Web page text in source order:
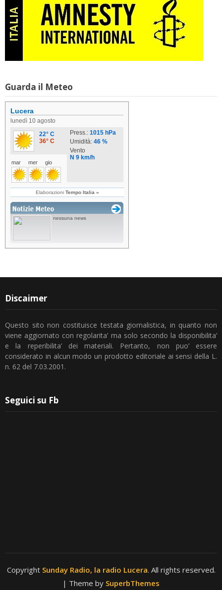
Guarda il Meteo
Discaimer
Questo sito non costituisce testata giornalistica, in quanto non
viene aggiornato con regolarita’ ma solo secondo la disponibilita’
e la reperibilita’ dei materiali. Pertanto, non puo’ essere
considerato in alcun modo un prodotto editoriale ai sensi della L.
n. 62 del 7.03.2001.
Seguici su Fb
Copyright Sunday Radio, la radio Lucera. All rights reserved.
| Theme by SuperbThemes